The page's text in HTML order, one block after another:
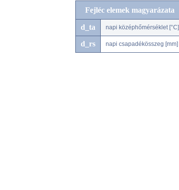
Fejléc elemek magyarázata
d_ta napi középhőmérséklet [°C]
d_rs napi csapadékösszeg [mm]